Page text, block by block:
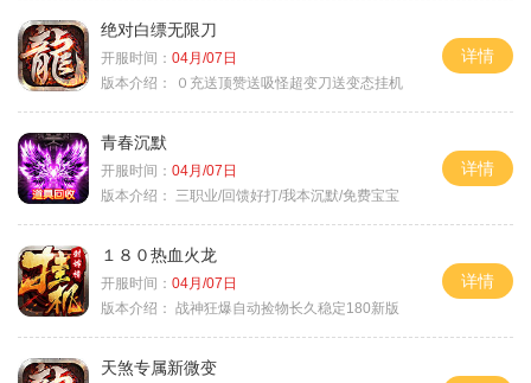
绝对白缥无限刀
开服时间： 04月/07日
版本介绍：
０充送顶赞送吸怪超变刀送变态挂机
详情
青春沉默
开服时间： 04月/07日
版本介绍：
三职业/回馈好打/我本沉默/免费宝宝
详情
１８０热血火龙
开服时间： 04月/07日
版本介绍： 战神狂爆自动捡物长久稳定180新版
详情
天煞专属新微变